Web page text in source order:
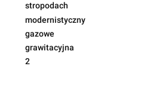
stropodach
modernistyczny
gazowe
grawitacyjna
2